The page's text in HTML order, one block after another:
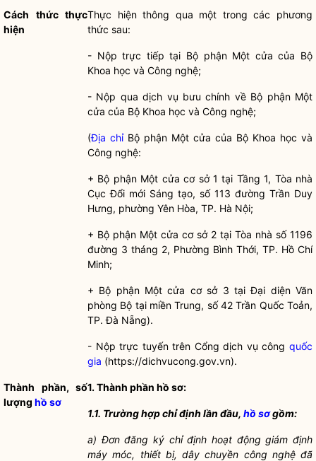
Cách thức thực
hiện
Thực hiện thông qua một trong các phương
thức sau:
- Nộp trực tiếp tại Bộ phận Một cửa của Bộ
Khoa học và Công nghệ;
- Nộp qua dịch vụ bưu chính về Bộ phận Một
cửa của Bộ Khoa học và Công nghệ;
(Địa chỉBộ phận Một cửa của Bộ Khoa học và
Công nghệ:
+ Bộ phận Một cửa cơ sở 1 tại Tầng 1, Tòa nhà
Cục Đổi mới Sáng tạo, số 113 đường Trần Duy
Hưng, phường Yên Hòa, TP. Hà Nội;
+ Bộ phận Một cửa cơ sở 2 tại Tòa nhà số 1196
đường 3 tháng 2, Phường Bình Thới, TP. Hồ Chí
Minh;
+ Bộ phận Một cửa cơ sở 3 tại Đại diện Văn
phòng Bộ tại miền Trung, số 42 Trần Quốc Toản,
TP. Đà Nẵng).
- Nộp trực tuyến trên Cổng dịch vụ công quốc
gia (https://dichvucong.gov.vn).
Thành phần, số
lượng hồ sơ
1.Thành phần hồ sơ:
1.1. Trường hợp chỉ định lần đầu, hồ sơgồm:
a) Đơn đăng ký chỉ định hoạt động giám định
máy móc, thiết bị, dây chuyền công nghệ đã